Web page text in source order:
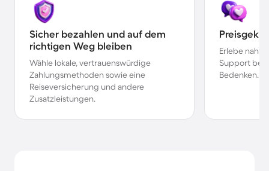
Sicher bezahlen und auf dem
richtigen Weg bleiben
Wähle lokale, vertrauenswürdige
Zahlungsmethoden sowie eine
Reiseversicherung und andere
Zusatzleistungen.
Erlebe
Support bei
Bedenken.